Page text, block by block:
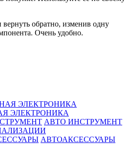
обратно, изменив одну
Очень удобно.
ЭЛЕКТРОНИКА
АВТО ИНСТРУМЕНТ
АВТОАКСЕССУАРЫ